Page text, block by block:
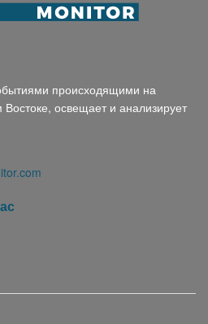
происходящими на
освещает и анализирует